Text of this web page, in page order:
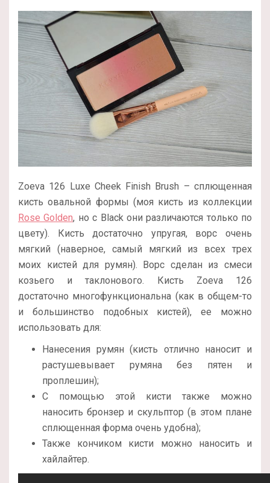
Zoeva 126 Luxe Cheek Finish Brush – сплющенная
кисть овальной формы (моя кисть из коллекции
Rose Golden, но с Black они различаются только по
цвету). Кисть достаточно упругая, ворс очень
мягкий (наверное, самый мягкий из всех трех
моих кистей для румян). Ворс сделан из смеси
козьего и таклонового. Кисть Zoeva 126
достаточно многофункциональна (как в общем-то
и большинство подобных кистей), ее можно
использовать для:
Нанесения румян (кисть отлично наносит и
растушевывает румяна без пятен и
проплешин);
С помощью этой кисти также можно
наносить бронзер и скульптор (в этом плане
сплющенная форма очень удобна);
Также кончиком кисти можно наносить и
хайлайтер.